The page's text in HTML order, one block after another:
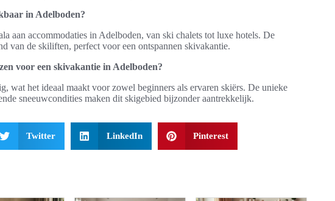
in Adelboden?
aan accommodaties in Adelboden, van ski chalets tot luxe hotels. De
van de skiliften, perfect voor een ontspannen skivakantie.
voor een skivakantie in Adelboden?
wat het ideaal maakt voor zowel beginners als ervaren skiërs. De unieke
sneeuwcondities maken dit skigebied bijzonder aantrekkelijk.
Twitter LinkedIn Pinterest